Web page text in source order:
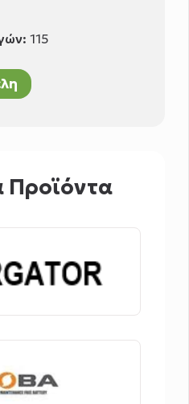
115
Προϊόντα